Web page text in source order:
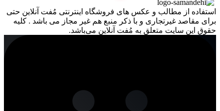
استفاده از مطالب و عکس های فروشگاه اینترنتی مُفت آنلاین حتی
برای مقاصد غیرتجاری و با ذکر منبع هم غیر مجاز می باشد . کلیه
حقوق این سایت متعلق به مُفت آنلاین می‌باشد.